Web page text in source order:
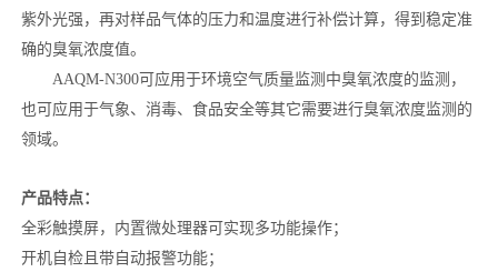
紫外光强，再对样品⽓体的压⼒和温度进⾏补偿计算，得到稳定准
确的臭氧浓度值。
AAQM-N300可应⽤于环境空⽓质量监测中臭氧浓度的监测，
也可应⽤于⽓象、消毒、⻝品安全等其它需要进⾏臭氧浓度监测的
领域。
产品特点：
全彩触摸屏，内置微处理器可实现多功能操作；
开机⾃检且带⾃动报警功能；